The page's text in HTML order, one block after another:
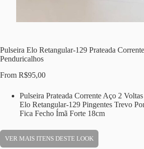
Pulseira Elo Retangular-129 Prateada
Penduricalhos
From R$95,00
Pulseira Prateada Corrente Aço 2
Elo Retangular-129 Pingentes Trevo
Fica Fecho Ímã Forte 18cm
VER MAIS ITENS DESTE LOOK